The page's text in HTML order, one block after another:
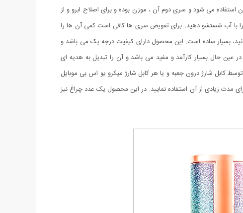
می شود و سری دوم آن ، موزن بوده و برای اصلاح ابرو و از
را با آب شستشو دهید. برای تعویض سری ها کافی است کمی آن ها را
بسیار ساده است. این محصول دارای کیفیت درجه یک می باشد و
عین حال بسیار کارآمد و مفید می باشد و آن را تبدیل به هدیه ای
کابل شارژ درون جعبه و یا هر کابل شارژ میکرو یو اس بی موبایل
مدت زیادی از آن استفاده نمایید. در این محصول یک عدد چراغ نیز